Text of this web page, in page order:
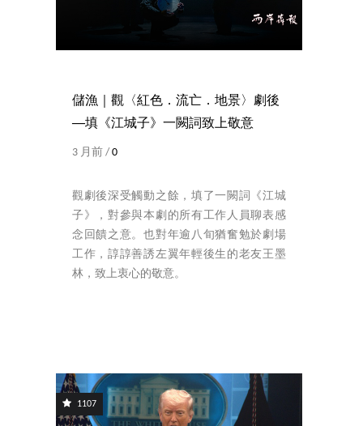
儲漁｜觀〈紅色．流亡．地景〉劇後
──填《江城子》一闕詞致上敬意
3 月前 /0
觀劇後深受觸動之餘，填了一闕詞《江城
子》，對參與本劇的所有工作人員聊表感
念回饋之意。也對年逾八旬猶奮勉於劇場
工作，諄諄善誘左翼年輕後生的老友王墨
林，致上衷心的敬意。
1107